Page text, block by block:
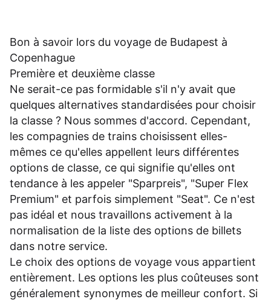
Bon à savoir lors du voyage de Budapest à
Copenhague
Première et deuxième classe
Ne serait-ce pas formidable s'il n'y avait que
quelques alternatives standardisées pour choisir
la classe ? Nous sommes d'accord. Cependant,
les compagnies de trains choisissent elles-
mêmes ce qu'elles appellent leurs différentes
options de classe, ce qui signifie qu'elles ont
tendance à les appeler "Sparpreis", "Super Flex
Premium" et parfois simplement "Seat". Ce n'est
pas idéal et nous travaillons activement à la
normalisation de la liste des options de billets
dans notre service.
Le choix des options de voyage vous appartient
entièrement. Les options les plus coûteuses sont
généralement synonymes de meilleur confort. Si